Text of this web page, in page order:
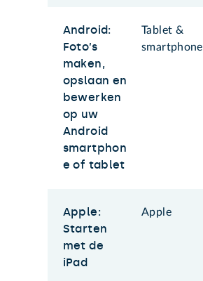
Android:
Foto’s
maken,
opslaan en
bewerken
op uw
Android
smartphon
e of tablet
Tablet &
smartphone
Apple:
Starten
met de
iPad
Apple